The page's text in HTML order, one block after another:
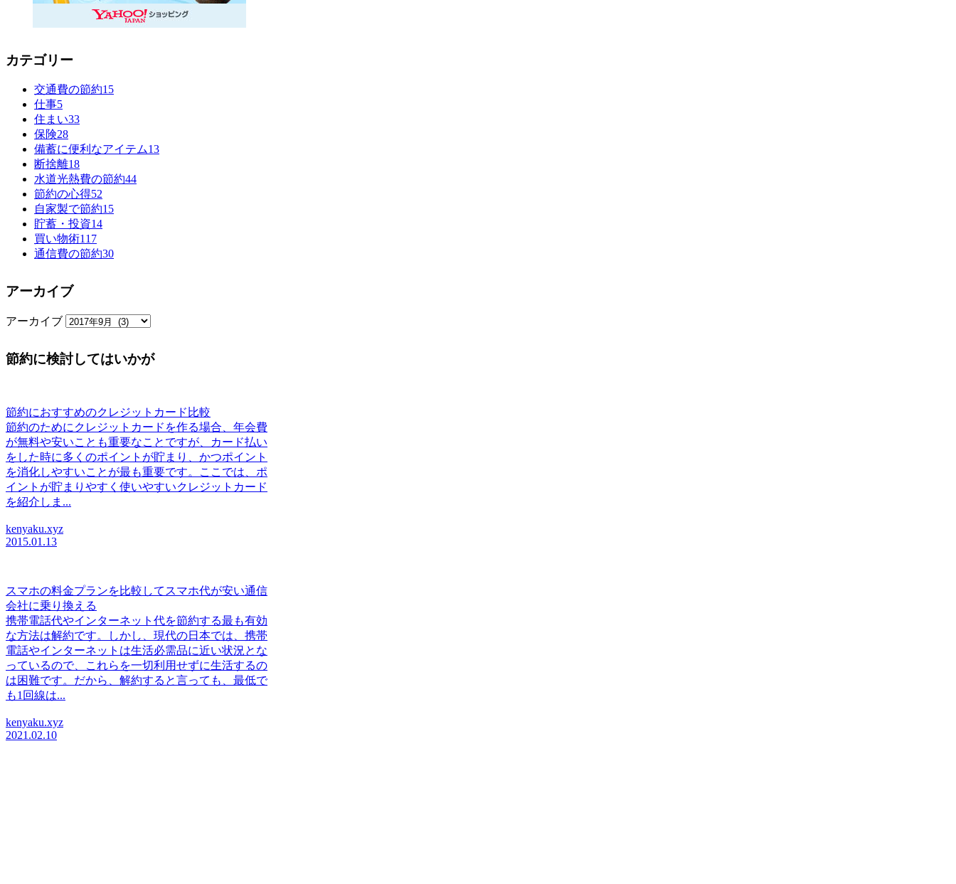
カテゴリー
交通費の節約15
仕事5
住まい33
保険28
備蓄に便利なアイテム13
断捨離18
水道光熱費の節約44
節約の心得52
自家製で節約15
貯蓄・投資14
買い物術117
通信費の節約30
アーカイブ
アーカイブ
節約に検討してはいかが
節約におすすめのクレジットカード比較
節約のためにクレジットカードを作る場合、年会費
が無料や安いことも重要なことですが、カード払い
をした時に多くのポイントが貯まり、かつポイント
を消化しやすいことが最も重要です。ここでは、ポ
イントが貯まりやすく使いやすいクレジットカード
を紹介しま...
kenyaku.xyz
2015.01.13
スマホの料金プランを比較してスマホ代が安い通信
会社に乗り換える
携帯電話代やインターネット代を節約する最も有効
な方法は解約です。しかし、現代の日本では、携帯
電話やインターネットは生活必需品に近い状況とな
っているので、これらを一切利用せずに生活するの
は困難です。だから、解約すると言っても、最低で
も1回線は...
kenyaku.xyz
2021.02.10